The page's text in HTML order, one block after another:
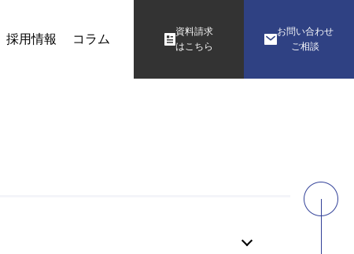
採用情報 コラム
資料請求
はこちら
お問い合わせ
ご相談